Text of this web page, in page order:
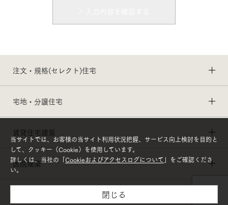
注文・規格(セレクト)住宅
宅地・分譲住宅
賃貸住宅建築
医院建築
当サイトでは、お客様の当サイト利用状況把握、サービス向上検討を目的と
して、クッキー（Cookie）を使用しています。
詳しくは、当社の「Cookieおよびアクセスログについて 」をご確認くださ
い。
閉じる